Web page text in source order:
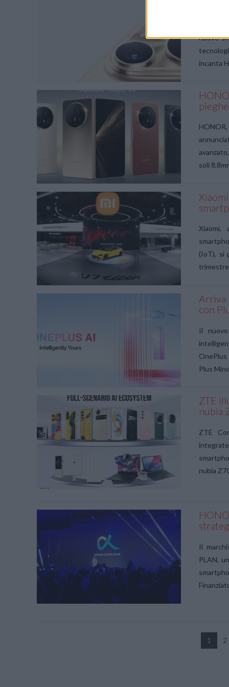
VIEW POST
VIEW POST
nuovo
incanta
soli
VIEW POST
Xiaomi,
(IoT), si
Arriva
con
Il
Plus
ZTE
nubia
ZTE
nubia
Il
PLAN,
1 2